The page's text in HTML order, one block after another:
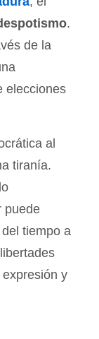
.
de la
elecciones
al
tiranía.
puede
tiempo a
y